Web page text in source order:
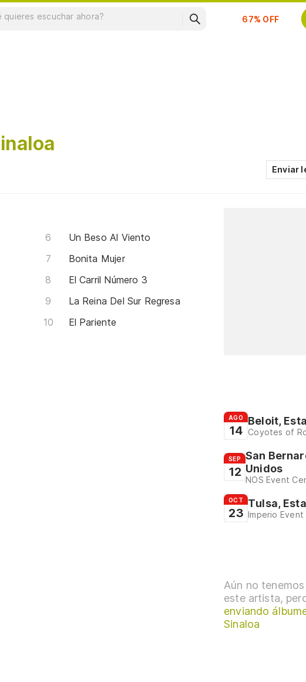
Suscríbete
Enviar
Un Beso Al Viento
Bonita Mujer
El Carril Número 3
La Reina Del Sur Regresa
El Pariente
AGO
14
Beloit,
Coyotes of
SEP
12
San
Unidos
NOS Event
OCT
23
Tulsa,
Imperio
Aún no
este artista,
enviando
Sinaloa